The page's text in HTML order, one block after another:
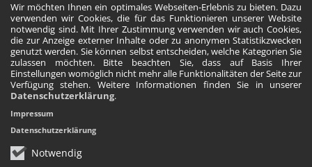
Wir möchten Ihnen ein optimales Webseiten-Erlebnis zu bieten. Dazu
verwenden wir Cookies, die für das Funktionieren unserer Website
notwendig sind. Mit Ihrer Zustimmung verwenden wir auch Cookies,
die zur Anzeige externer Inhalte oder zu anonymen Statistikzwecken
genutzt werden. Sie können selbst entscheiden, welche Kategorien Sie
zulassen möchten. Bitte beachten Sie, dass auf Basis Ihrer
Einstellungen womöglich nicht mehr alle Funktionalitäten der Seite zur
Verfügung stehen. Weitere Informationen finden Sie in unserer
Datenschutzerklärung.
Notwendig
Impressum
Datenschutzerklärung